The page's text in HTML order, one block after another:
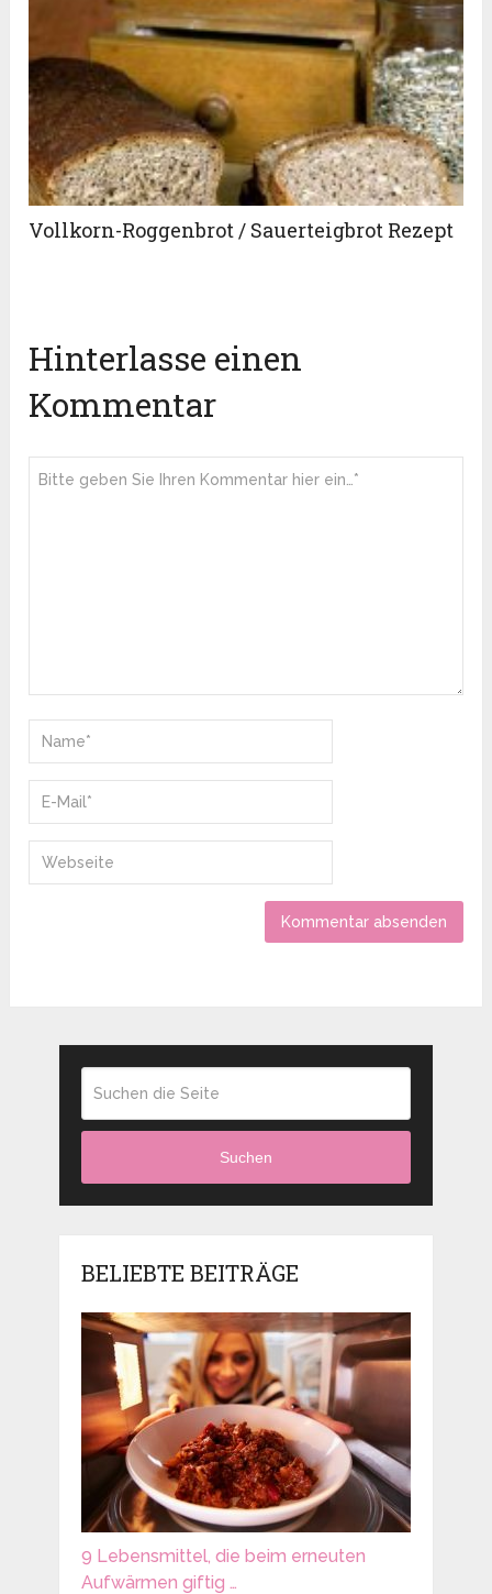
Vollkorn-Roggenbrot / Sauerteigbrot Rezept
Hinterlasse einen
Kommentar
Suchen
BELIEBTE BEITRÄGE
9 Lebensmittel, die beim erneuten
Aufwärmen giftig …